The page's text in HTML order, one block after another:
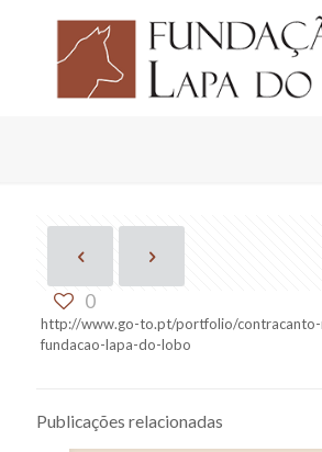
0
http://www.go-to.pt/portfolio/contracanto-
fundacao-lapa-do-lobo
Publicações relacionadas